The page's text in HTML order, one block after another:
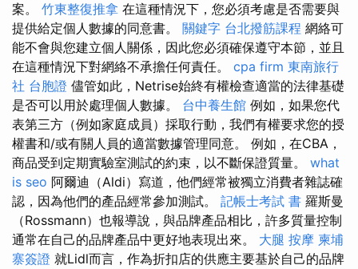
案。 竹東整復推拿 在這種情況下，您必須考慮是否需要與
提供給定個人數據的同意書。 關鍵字 台北撥筋課程 網絡可
能不會與您建立個人關係，因此您必須確保遵守本節，並且
在這種情況下對網絡不承擔任何責任。 cpa firm 東南旅行
社 台胞證 儘管如此，Netrise始終有權檢查適當的法律基礎
是否可以用於處理個人數據。 台中養生館 例如，如果您代
表第三方（例如家庭成員）採取行動，我們有權要求您的授
權書和/或有關人員的適當數據管理同意。 例如，在CBA，
商品受到定期實驗室測試的約束，以不斷保證質量。 what
is seo 阿爾迪（Aldi）寫道，他們經常被獨立消費者雜誌確
認，因為他們的產品經常參加測試。 記帳士考試 書 羅斯曼
（Rossmann）也報導說，與品牌產品相比，許多質量控制
通常在自己的品牌產品中更好地表現出來。 大腿 按摩 柬埔
寨簽證 就Lidl而言，作為折扣店的供應主要基於自己的品牌